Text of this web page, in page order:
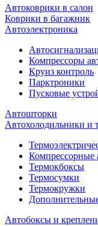
Автоковрики в салон
Коврики в багажник
Автоэлектроника
Компрессоры
Круиз контроль
Парктроники
Пусковые
Автошторки
Автохолодильники и
Компрессорные
Термокбоксы
Термосумки
Термокружки
Автобоксы и